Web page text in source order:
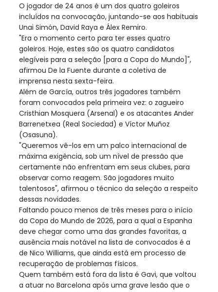
O jogador de 24 anos é um dos quatro goleiros
incluídos na convocação, juntando-se aos habituais
Unai Simón, David Raya e Álex Remiro.
"Era o momento certo para ter esses quatro
goleiros. Hoje, estes são os quatro candidatos
elegíveis para a seleção [para a Copa do Mundo]",
afirmou De la Fuente durante a coletiva de
imprensa nesta sexta-feira.
Além de García, outros três jogadores também
foram convocados pela primeira vez: o zagueiro
Cristhian Mosquera (Arsenal) e os atacantes Ander
Barrenetxea (Real Sociedad) e Víctor Muñoz
(Osasuna).
"Queremos vê-los em um palco internacional de
máxima exigência, sob um nível de pressão que
certamente não enfrentam em seus clubes, para
observar como reagem. São jogadores muito
talentosos", afirmou o técnico da seleção a respeito
dessas novidades.
Faltando pouco menos de três meses para o início
da Copa do Mundo de 2026, para a qual a Espanha
deve chegar como uma das grandes favoritas, a
ausência mais notável na lista de convocados é a
de Nico Williams, que ainda está em processo de
recuperação de problemas físicos.
Quem também está fora da lista é Gavi, que voltou
a atuar no Barcelona após uma grave lesão que o